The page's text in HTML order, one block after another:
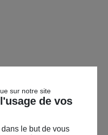
sur notre site
de vos
le but de vous